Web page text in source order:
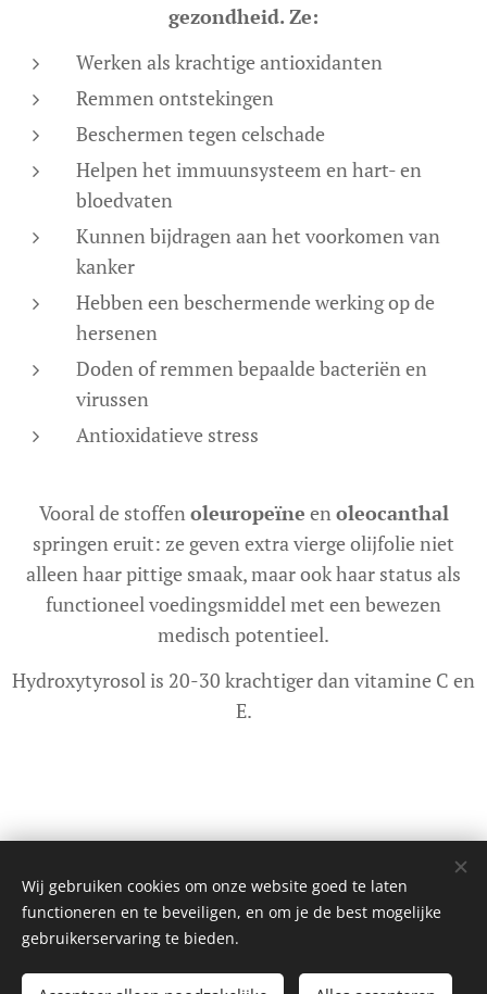
gezondheid. Ze:
Werken als krachtige antioxidanten
Remmen ontstekingen
Beschermen tegen celschade
Helpen het immuunsysteem en hart- en
bloedvaten
Kunnen bijdragen aan het voorkomen van
kanker
Hebben een beschermende werking op de
hersenen
Doden of remmen bepaalde bacteriën en
virussen
Antioxidatieve stress
Vooral de stoffenoleuropeïne enoleocanthal
springen eruit: ze geven extra vierge olijfolie niet
alleen haar pittige smaak, maar ook haar status als
functioneel voedingsmiddel met een bewezen
medisch potentieel.
Hydroxytyrosol is 20-30 krachtiger dan vitamine C en
E.
© 2025 Olijf Gezondheids Instituut B.V. | Alle rechten voorbehouden
Cookies
Wij gebruiken cookies om onze website goed te laten
functioneren en te beveiligen, en om je de best mogelijke
gebruikerservaring te bieden.